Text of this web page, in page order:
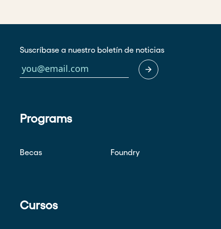
Suscríbase a nuestro boletín de noticias
Programs
Becas Foundry
Cursos